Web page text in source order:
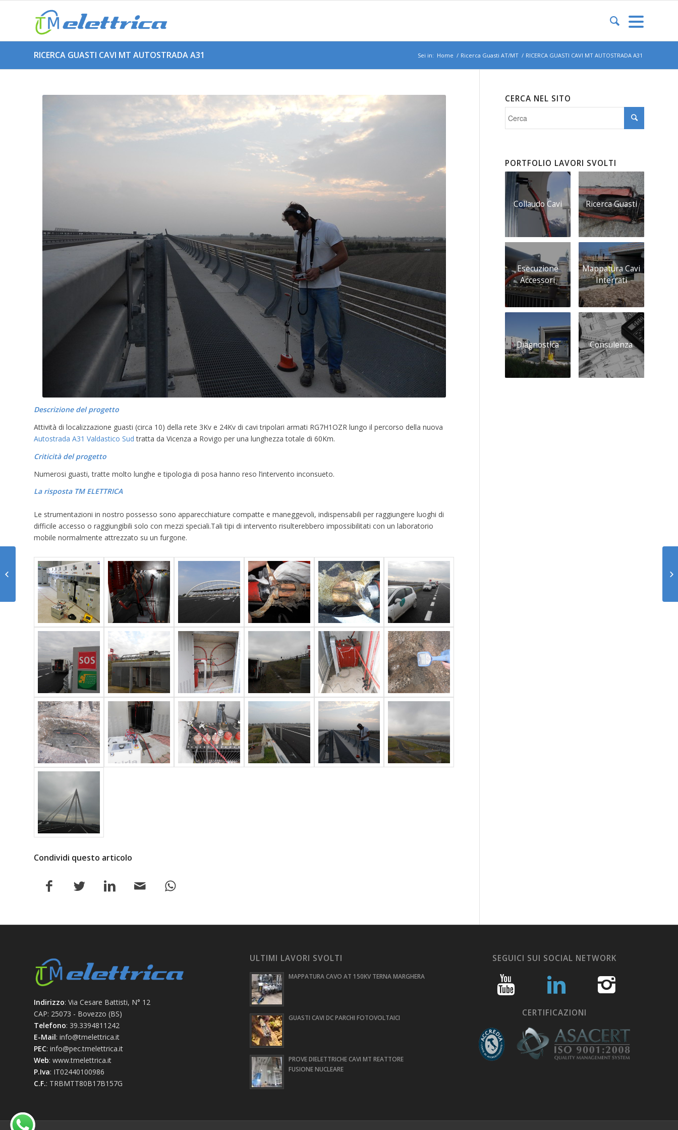
RICERCA GUASTI CAVI MT AUTOSTRADA A31 Sei in: Home / Ricerca Guasti AT/MT / RICERCA GUASTI CAVI MT AUTOSTRADA A31
Descrizione del progetto
Attività di localizzazione guasti (circa 10) della rete 3Kv e 24Kv di cavi tripolari armati RG7H1OZR lungo il percorso della nuova
Autostrada A31 Valdastico Sud tratta da Vicenza a Rovigo per una lunghezza totale di 60Km.
Criticità del progetto
Numerosi guasti, tratte molto lunghe e tipologia di posa hanno reso l’intervento inconsueto.
La risposta TM ELETTRICA
Le strumentazioni in nostro possesso sono apparecchiature compatte e maneggevoli, indispensabili per raggiungere luoghi di
difficile accesso o raggiungibili solo con mezzi speciali.Tali tipi di intervento risulterebbero impossibilitati con un laboratorio
mobile normalmente attrezzato su un furgone.
Condividi questo articolo
CERCA NEL SITO
PORTFOLIO LAVORI SVOLTI
Collaudo Cavi Ricerca Guasti
Esecuzione
Accessori
Mappatura Cavi
Interrati
Diagnostica Consulenza
Indirizzo: Via Cesare Battisti, N° 12
CAP: 25073 - Bovezzo (BS)
Telefono: 39.3394811242
E-Mail: info@tmelettrica.it
PEC: info@pec.tmelettrica.it
Web: www.tmelettrica.it
P.Iva: IT02440100986
C.F.: TRBMTT80B17B157G
ULTIMI LAVORI SVOLTI
MAPPATURA CAVO AT 150KV TERNA MARGHERA
GUASTI CAVI DC PARCHI FOTOVOLTAICI
PROVE DIELETTRICHE CAVI MT REATTORE
FUSIONE NUCLEARE
SEGUICI SUI SOCIAL NETWORK
CERTIFICAZIONI
RICERCA GUASTO
CAVO AAT 220KV
TERNA TORINO